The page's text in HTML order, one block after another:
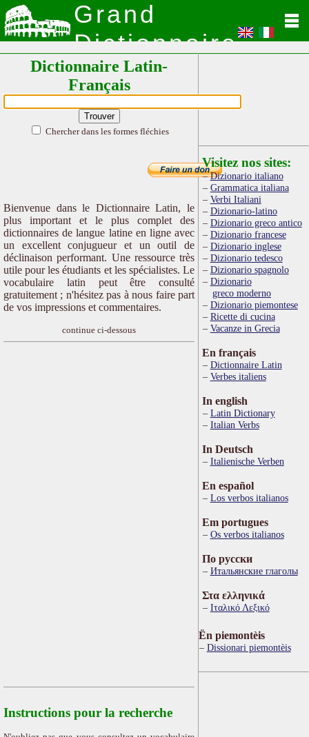
Grand
Dictionnaire
Latin
Dictionnaire Latin-
Français
Chercher dans les formes fléchies
Bienvenue dans le Dictionnaire Latin, le
plus important et le plus complet des
dictionnaires de langue latine en ligne avec
un excellent conjugueur et un outil de
déclinaison performant. Une ressource très
utile pour les étudiants et les spécialistes. Le
vocabulaire latin peut être consulté
gratuitement ; n'hésitez pas à nous faire part
de vos impressions et commentaires.
continue ci-dessous
Instructions pour la recherche
Visitez nos sites:
Dizionario italiano
Grammatica italiana
Verbi Italiani
Dizionario-latino
Dizionario greco antico
Dizionario francese
Dizionario inglese
Dizionario tedesco
Dizionario spagnolo
Dizionario
greco moderno
Dizionario piemontese
Ricette di cucina
Vacanze in Grecia
En français
Dictionnaire Latin
Verbes italiens
In english
Latin Dictionary
Italian Verbs
In Deutsch
Italienische Verben
En español
Los verbos italianos
Em portugues
Os verbos italianos
По русски
Итальянские глаголы
Στα ελληνικά
Ιταλικό Λεξικό
Ën piemontèis
Dissionari piemontèis